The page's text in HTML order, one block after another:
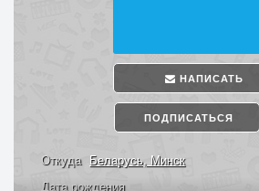
НАПИСАТЬ
ПОДПИСАТЬСЯ
Откуда Беларусь, Минск
Дата рождения